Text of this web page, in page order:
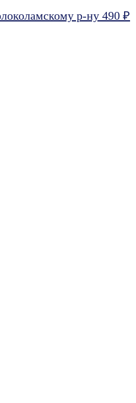
р-ну 490 ₽